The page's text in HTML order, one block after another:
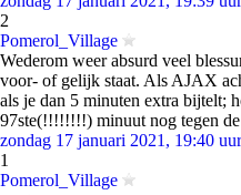
2
Pomerol_Village
Wederom weer absurd veel
voor- of gelijk staat. Als AJAX
als je dan 5 minuten extra bijtelt;
97ste(!!!!!!!!) minuut nog tegen
zondag 17 januari 2021, 19:40 uur
1
Pomerol_Village